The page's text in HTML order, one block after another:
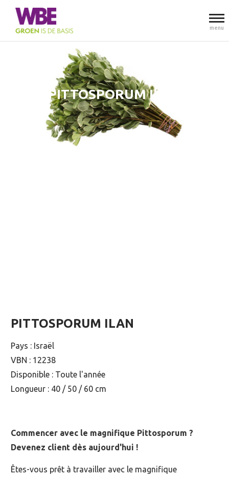
menu
PITTOSPORUM ILAN
PITTOSPORUM ILAN
Pays : Israël
VBN : 12238
Disponible : Toute l'année
Longueur : 40 / 50 / 60 cm
Commencer avec le magnifique Pittosporum ?
Devenez client dès aujourd'hui !
Êtes-vous prêt à travailler avec le magnifique